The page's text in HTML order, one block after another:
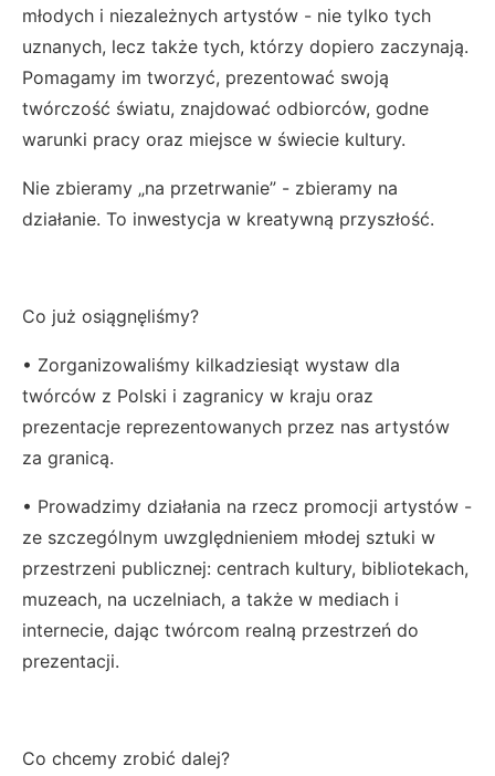
młodych i niezależnych artystów - nie tylko tych
uznanych, lecz także tych, którzy dopiero zaczynają.
Pomagamy im tworzyć, prezentować swoją
twórczość światu, znajdować odbiorców, godne
warunki pracy oraz miejsce w świecie kultury.
Nie zbieramy „na przetrwanie” - zbieramy na
działanie. To inwestycja w kreatywną przyszłość.
Co już osiągnęliśmy?
• Zorganizowaliśmy kilkadziesiąt wystaw dla
twórców z Polski i zagranicy w kraju oraz
prezentacje reprezentowanych przez nas artystów
za granicą.
• Prowadzimy działania na rzecz promocji artystów -
ze szczególnym uwzględnieniem młodej sztuki w
przestrzeni publicznej: centrach kultury, bibliotekach,
muzeach, na uczelniach, a także w mediach i
internecie, dając twórcom realną przestrzeń do
prezentacji.
Co chcemy zrobić dalej?